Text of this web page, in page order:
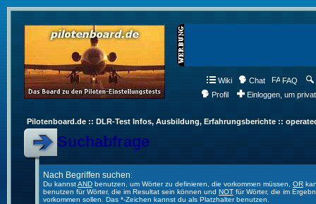
Wiki Chat FAQ
Profil
Einloggen, um
Pilotenboard.de :: DLR-Test Infos, Ausbildung, Erfahrungsberichte ::
Suchabfrage
Nach Begriffen suchen:
Du kannstAND benutzen, um Wörter zu definieren, die vorkommen müssen, OR
benutzen für Wörter, die im Resultat sein können und NOT für Wörter, die im
vorkommen sollen. Das *-Zeichen kannst du als Platzhalter benutzen.